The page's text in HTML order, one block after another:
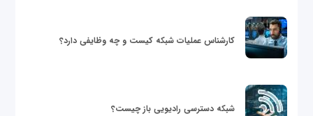
کارشناس عملیات شبکه کیست و چه وظایفی دارد؟
شبکه دسترسی رادیویی باز چیست؟